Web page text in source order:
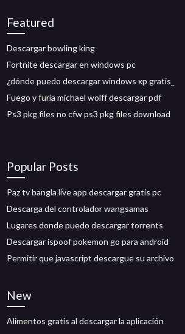
Featured
Descargar bowling king
Fortnite descargar en windows pc
¿dónde puedo descargar windows xp gratis_
Fuego y furia michael wolff descargar pdf
Ps3 pkg files no cfw ps3 pkg files download
Popular Posts
Paz tv bangla live app descargar gratis pc
Descarga del controlador wangsamas
Lugares donde puedo descargar torrents
Descargar ispoof pokemon go para android
Permitir que javascript descargue su archivo
New
Alimentos gratis al descargar la aplicación